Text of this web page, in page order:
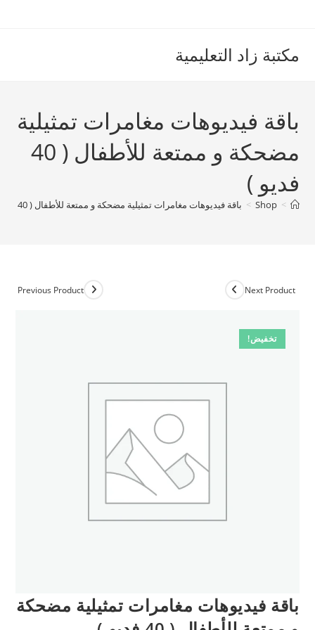
مكتبة زاد التعليمية
باقة فيديوهات مغامرات تمثيلية
مضحكة و ممتعة للأطفال ( 40
فديو )
>
Shop
> باقة فيديوهات مغامرات تمثيلية مضحكة و ممتعة للأطفال ( 40 فديو )
تخفيض!
Previous Product Next Product
باقة فيديوهات مغامرات تمثيلية مضحكة